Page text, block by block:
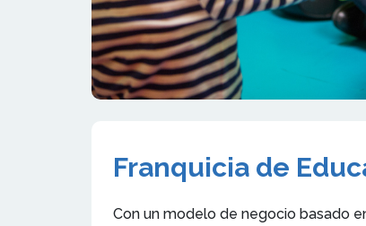
Franquicia de
Con un modelo de negocio basado